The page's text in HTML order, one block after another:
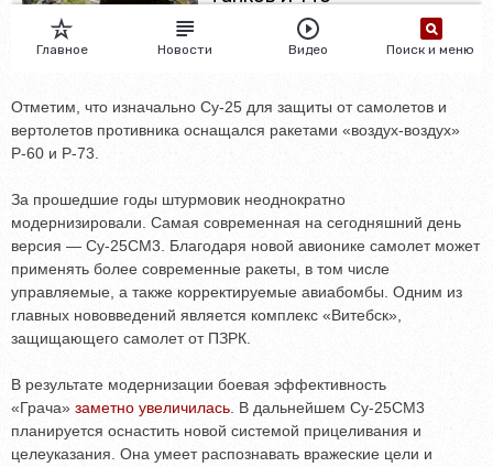
Отметим, что изначально Су-25 для защиты от самолетов и
вертолетов противника оснащался ракетами «воздух-воздух»
Р-60 и Р-73.
За прошедшие годы штурмовик неоднократно
модернизировали. Самая современная на сегодняшний день
версия — Су-25СМ3. Благодаря новой авионике самолет может
применять более современные ракеты, в том числе
управляемые, а также корректируемые авиабомбы. Одним из
главных нововведений является комплекс «Витебск»,
защищающего самолет от ПЗРК.
В результате модернизации боевая эффективность
«Грача» заметно увеличилась. В дальнейшем Су-25СМ3
планируется оснастить новой системой прицеливания и
целеуказания. Она умеет распознавать вражеские цели и